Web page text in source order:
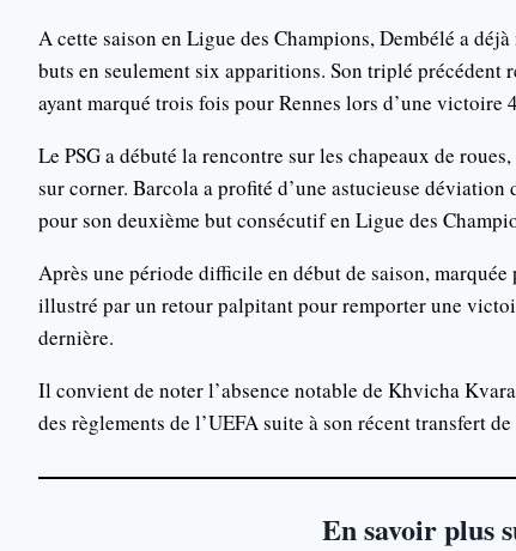
A cette saison en Ligue des Champions, Dembélé a
buts en seulement six apparitions. Son triplé précédent
ayant marqué trois fois pour Rennes lors d’une victoire
Le PSG a débuté la rencontre sur les chapeaux de
sur corner. Barcola a profité d’une astucieuse
pour son deuxième but consécutif en Ligue des
Après une période difficile en début de saison,
illustré par un retour palpitant pour remporter une
dernière.
Il convient de noter l’absence notable de Khvicha
des règlements de l’UEFA suite à son récent transfert
En savoir plus